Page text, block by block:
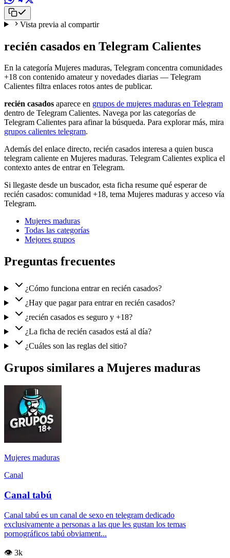
Vista previa al compartir
recién casados en Telegram Calientes
En la categoría Mujeres maduras, Telegram concentra comunidades
+18 con contenido amateur y novedades diarias — Telegram
Calientes filtra enlaces rotos antes de publicar.
recién casados aparece en grupos de mujeres maduras en Telegram
dentro de Telegram Calientes. Navega por las categorías de
Telegram Calientes para afinar la búsqueda. Para explorar más, mira
grupos calientes telegram.
Además del enlace directo, recién casados interesa a quien busca
telegram caliente en Mujeres maduras. Telegram Calientes explica el
contexto antes de entrar en Telegram.
Si llegaste desde un buscador, esta ficha resume qué esperar de
recién casados: comunidad +18, tema Mujeres maduras y acceso vía
Telegram.
Mujeres maduras
Todas las categorías
Mejores grupos
Preguntas frecuentes
¿Cómo funciona entrar en recién casados?
¿Hay que pagar para entrar en recién casados?
¿recién casados es seguro y +18?
¿La ficha de recién casados está al día?
¿Cuáles son las reglas del sitio?
Grupos similares a Mujeres maduras
Mujeres maduras
Canal
Canal tabú
Canal tabú es un canal de sexo en telegram dedicado
exclusivamente a personas a las que les gustan los temas
pornográficos tabú obviament...
👁️ 3k